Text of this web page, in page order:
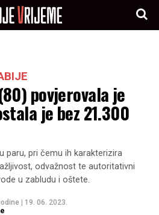
povjerovala je
je bez 21.300
paru, pri čemu ih karakterizira
odvažnost te autoritativni
u zabludu i oštete.
19. 06. 2023.